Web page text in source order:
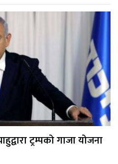
ट्रम्पको गाजा योजना